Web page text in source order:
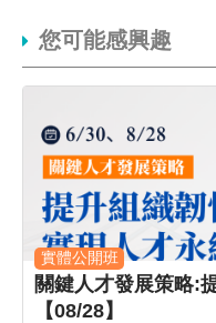
您可能感興趣
實體公開班
關鍵人才發展策略:
【08/28】